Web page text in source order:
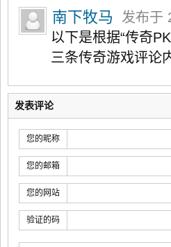
南下牧马 发布于
以下是根据“传奇
三条传奇游戏评论
发表评论
您的昵称
您的邮箱
您的网站
验证的码